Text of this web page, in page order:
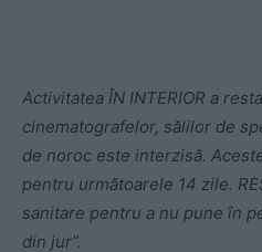
Activitatea ÎN INTERIOR a
cinematografelor, sălilor de
de noroc este interzisă.
pentru următoarele 14 zile.
sanitare pentru a nu pune în
din jur”.